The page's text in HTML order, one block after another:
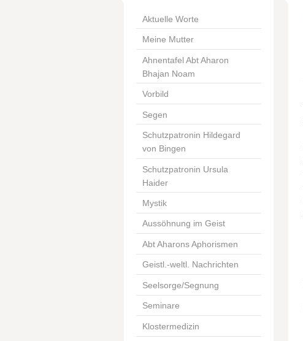
Aktuelle Worte
Meine Mutter
Ahnentafel Abt Aharon
Bhajan Noam
Vorbild
Segen
Schutzpatronin Hildegard
von Bingen
Schutzpatronin Ursula
Haider
Mystik
Aussöhnung im Geist
Abt Aharons Aphorismen
Geistl.-weltl. Nachrichten
Seelsorge/Segnung
Seminare
Klostermedizin